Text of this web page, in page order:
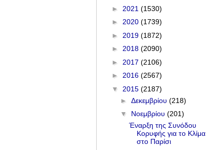
► 2021 (1530)
► 2020 (1739)
► 2019 (1872)
► 2018 (2090)
► 2017 (2106)
► 2016 (2567)
▼ 2015 (2187)
► Δεκεμβρίου (218)
▼ Νοεμβρίου (201)
Έναρξη της Συνόδου
Κορυφής για το Κλίμα
στο Παρίσι